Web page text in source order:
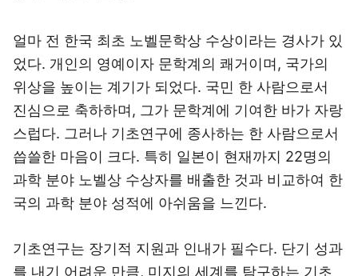
얼마 전 한국 최초 노벨문학상 수상이라는 경사가 있
었다. 개인의 영예이자 문학계의 쾌거이며, 국가의
위상을 높이는 계기가 되었다. 국민 한 사람으로서
진심으로 축하하며, 그가 문학계에 기여한 바가 자랑
스럽다. 그러나 기초연구에 종사하는 한 사람으로서
씁쓸한 마음이 크다. 특히 일본이 현재까지 22명의
과학 분야 노벨상 수상자를 배출한 것과 비교하여 한
국의 과학 분야 성적에 아쉬움을 느낀다.
기초연구는 장기적 지원과 인내가 필수다. 단기 성과
를 내기 어려운 만큼, 미지의 세계를 탐구하는 기초